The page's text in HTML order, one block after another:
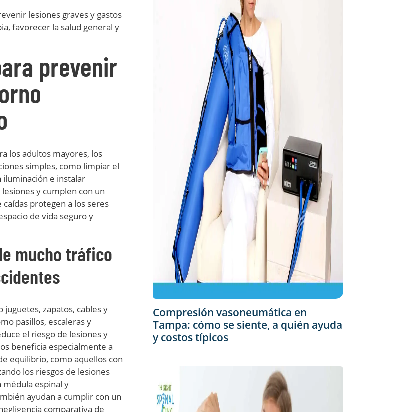
lesiones graves y gastos
favorecer la salud general y
prevenir
los adultos mayores, los
simples, como limpiar el
iluminación e instalar
y cumplen con un
protegen a los seres
de vida seguro y
mucho tráfico
zapatos, cables y
pasillos, escaleras y
el riesgo de lesiones y
beneficia especialmente a
equilibrio, como aquellos con
los riesgos de lesiones
médula espinal y
ayudan a cumplir con un
comparativa de
Compresión vasoneumática en
Tampa: cómo se siente, a quién ayuda
y costos típicos